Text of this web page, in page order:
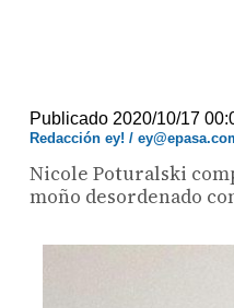
Publicado 2020/10/17
Redacción ey! /
Nicole Poturalski
moño desordenado